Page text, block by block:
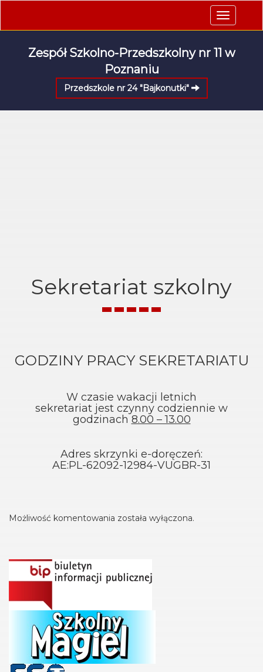
Toggle
Zespół Szkolno-Przedszkolny nr 11 w
Poznaniu
Przedszkole nr 24 "Bajkonutki"
Sekretariat szkolny
GODZINY PRACY SEKRETARIATU
W czasie wakacji letnich
sekretariat jest czynny codziennie w
godzinach 8.00 – 13.00
Adres skrzynki e-doręczeń:
AE:PL-62092-12984-VUGBR-31
Możliwość komentowania została wyłączona.